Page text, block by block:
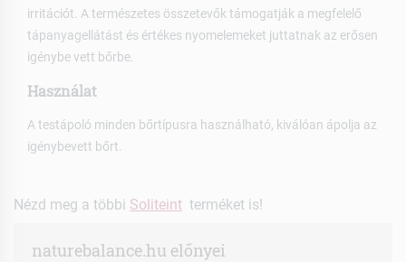
irritációt. A természetes összetevők támogatják a megfelelő
tápanyagellátást és értékes nyomelemeket juttatnak az erősen
igénybe vett bőrbe.
Használat
A testápoló minden bőrtípusra használható, kiválóan ápolja az
igénybevett bőrt.
Nézd meg a többi Soliteint terméket is!
naturebalance.hu előnyei